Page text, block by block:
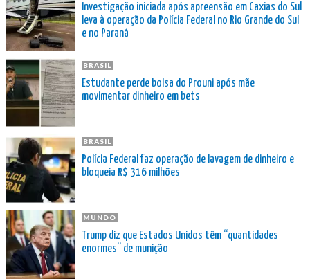
Investigação iniciada após apreensão em Caxias do Sul
leva à operação da Polícia Federal no Rio Grande do Sul
e no Paraná
BRASIL
Estudante perde bolsa do Prouni após mãe
movimentar dinheiro em bets
BRASIL
Polícia Federal faz operação de lavagem de dinheiro e
bloqueia R$ 316 milhões
MUNDO
Trump diz que Estados Unidos têm “quantidades
enormes” de munição